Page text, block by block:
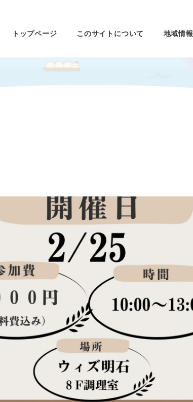
トップページ このサイトについて 地域情報